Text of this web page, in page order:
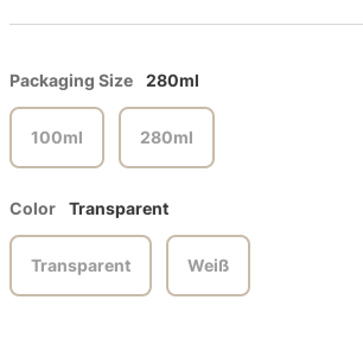
Packaging Size 280ml
100ml 280ml
Color Transparent
Transparent Weiß